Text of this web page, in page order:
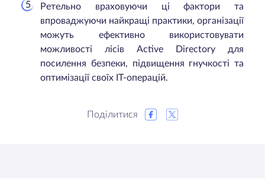
Ретельно враховуючи ці фактори та
впроваджуючи найкращі практики, організації
можуть ефективно використовувати
можливості лісів Active Directory для
посилення безпеки, підвищення гнучкості та
оптимізації своїх ІТ-операцій.
Поділитися